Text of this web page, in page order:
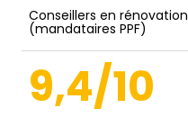
Conseillers en rénovation
(mandataires PPF)
9,4/10